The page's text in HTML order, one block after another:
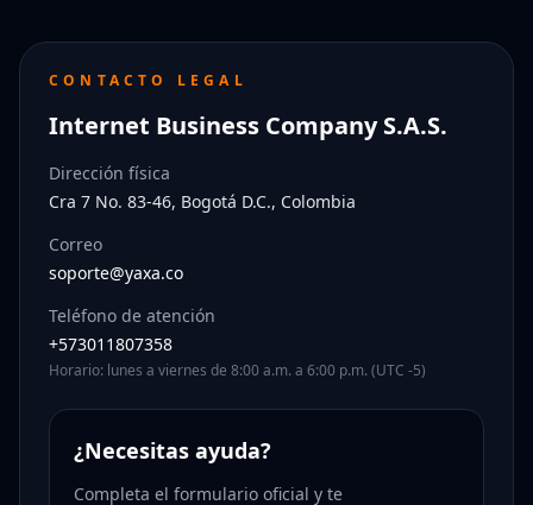
CONTACTO LEGAL
Internet Business Company S.A.S.
Dirección física
Cra 7 No. 83-46, Bogotá D.C., Colombia
Correo
soporte@yaxa.co
Teléfono de atención
+573011807358
Horario: lunes a viernes de 8:00 a.m. a 6:00 p.m. (UTC -5)
¿Necesitas ayuda?
Completa el formulario oficial y te